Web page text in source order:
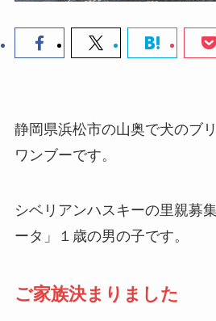
静岡県浜松市の山奥で犬のブ
ワンブーです。
シベリアンハスキーの里親募
ータ」１歳の男の子です。
ご家族決まりました